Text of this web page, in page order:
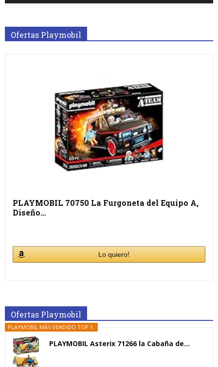
Ofertas Playmobil
PLAYMOBIL 70750 La Furgoneta del Equipo A,
Diseño…
Lo quiero!
Ofertas Playmobil
PLAYMOBIL MÁS VENDIDO TOP 1
PLAYMOBIL Asterix 71266 la Cabaña de...